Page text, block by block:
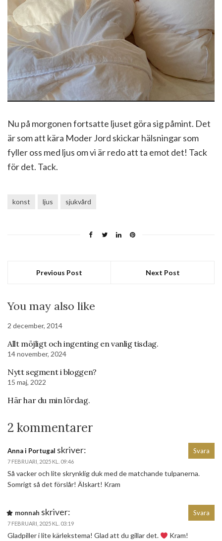
Nu på morgonen fortsatte ljuset göra sig påmint. Det
är som att kära Moder Jord skickar hälsningar som
fyller oss med ljus om vi är redo att ta emot det! Tack
för det. Tack.
konst ljus sjukvård
Previous Post Next Post
You may also like
2 december, 2014
Allt möjligt och ingenting en vanlig tisdag.
14 november, 2024
Nytt segment i bloggen?
15 maj, 2022
Här har du min lördag.
2 kommentarer
Anna i Portugal skriver:
7 FEBRUARI, 2025 KL. 09:46
Så vacker och lite skrynklig duk med de matchande tulpanerna.
Somrigt så det förslår! Älskart! Kram
Svara
monnah skriver:
7 FEBRUARI, 2025 KL. 03:19
Gladpiller i lite kärlekstema! Glad att du gillar det. Kram!
Svara